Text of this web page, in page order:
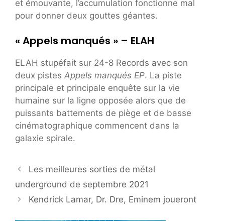
et émouvante, l’accumulation fonctionne mal
pour donner deux gouttes géantes.
« Appels manqués » – ELAH
ELAH stupéfait sur 24-8 Records avec son
deux pistes Appels manqués EP. La piste
principale et principale enquête sur la vie
humaine sur la ligne opposée alors que de
puissants battements de piège et de basse
cinématographique commencent dans la
galaxie spirale.
Les meilleures sorties de métal
underground de septembre 2021
Kendrick Lamar, Dr. Dre, Eminem joueront